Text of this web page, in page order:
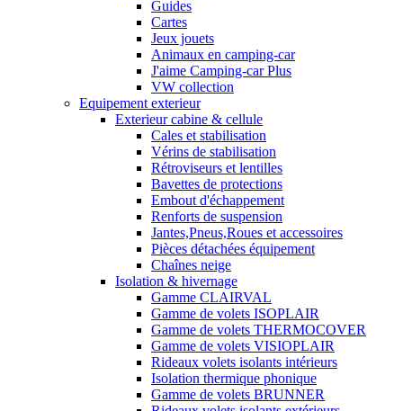
Guides
Cartes
Jeux jouets
Animaux en camping-car
J'aime Camping-car Plus
VW collection
Equipement exterieur
Exterieur cabine & cellule
Cales et stabilisation
Vérins de stabilisation
Rétroviseurs et lentilles
Bavettes de protections
Embout d'échappement
Renforts de suspension
Jantes,Pneus,Roues et accessoires
Pièces détachées équipement
Chaînes neige
Isolation & hivernage
Gamme CLAIRVAL
Gamme de volets ISOPLAIR
Gamme de volets THERMOCOVER
Gamme de volets VISIOPLAIR
Rideaux volets isolants intérieurs
Isolation thermique phonique
Gamme de volets BRUNNER